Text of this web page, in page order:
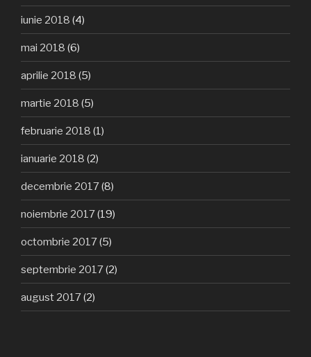
iunie 2018 (4)
mai 2018 (6)
aprilie 2018 (5)
martie 2018 (5)
februarie 2018 (1)
ianuarie 2018 (2)
decembrie 2017(8)
noiembrie 2017(19)
octombrie 2017(5)
septembrie 2017(2)
august 2017(2)